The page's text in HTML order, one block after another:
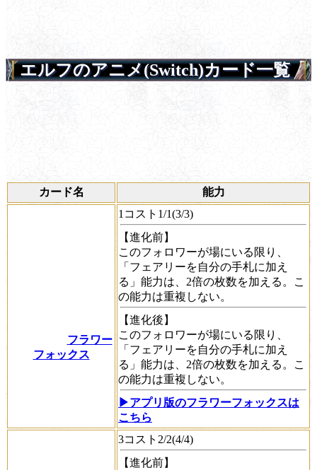
エルフのアニメ(Switch)カード一覧
カード名 能力
フラワー
フォックス
1コスト1/1(3/3)
【進化前】
このフォロワーが場にいる限り、
「フェアリーを自分の手札に加え
る」能力は、2倍の枚数を加える。こ
の能力は重複しない。
【進化後】
このフォロワーが場にいる限り、
「フェアリーを自分の手札に加え
る」能力は、2倍の枚数を加える。こ
の能力は重複しない。
▶アプリ版のフラワーフォックスは
こちら
3コスト2/2(4/4)
【進化前】